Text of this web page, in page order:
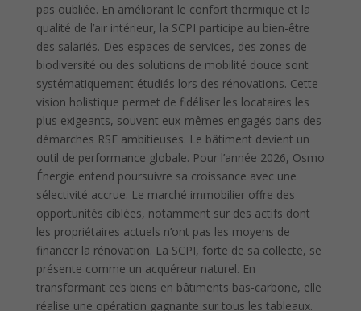
pas oubliée. En améliorant le confort thermique et la
qualité de l’air intérieur, la SCPI participe au bien-être
des salariés. Des espaces de services, des zones de
biodiversité ou des solutions de mobilité douce sont
systématiquement étudiés lors des rénovations. Cette
vision holistique permet de fidéliser les locataires les
plus exigeants, souvent eux-mêmes engagés dans des
démarches RSE ambitieuses. Le bâtiment devient un
outil de performance globale. Pour l’année 2026, Osmo
Énergie entend poursuivre sa croissance avec une
sélectivité accrue. Le marché immobilier offre des
opportunités ciblées, notamment sur des actifs dont
les propriétaires actuels n’ont pas les moyens de
financer la rénovation. La SCPI, forte de sa collecte, se
présente comme un acquéreur naturel. En
transformant ces biens en bâtiments bas-carbone, elle
réalise une opération gagnante sur tous les tableaux.